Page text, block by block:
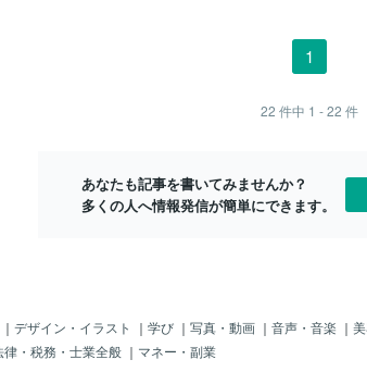
定すると考えました。フロイトはこの個
面に生起する諸事
「５段
があ
ます
らレベ
今
の
がします。↓ 結構読んで頂いてる記事
1
22 件中 1 - 22 件
あなたも記事を書いてみませんか？
多くの人へ情報発信が簡単にできます。
｜ デザイン・イラスト ｜ 学び ｜ 写真・動画 ｜ 音声・音楽 ｜
律・税務・士業全般 ｜ マネー・副業